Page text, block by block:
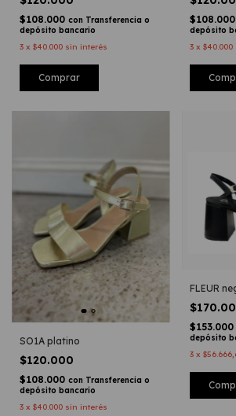
$108.000 con Transferencia o
depósito bancario
3 x $40.000 sin interés
Comprar
$108.000
depósito
3 x $40.000
SO1A platino
$120.000
$108.000 con Transferencia o
depósito bancario
3 x $40.000 sin interés
FLEUR
$153.000
depósito
3 x